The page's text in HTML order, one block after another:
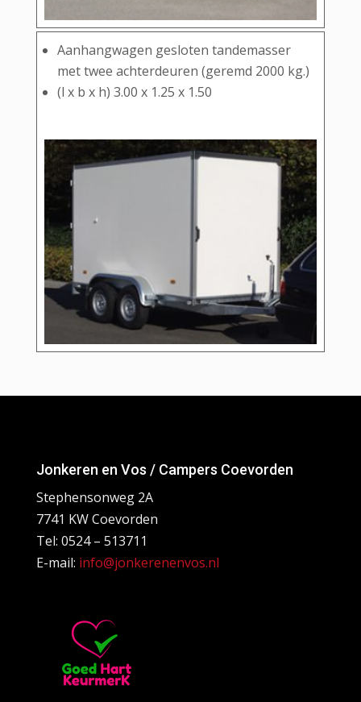
Aanhangwagen gesloten tandemasser
met twee achterdeuren (geremd 2000 kg.)
(l x b x h) 3.00 x 1.25 x 1.50
Jonkeren en Vos / Campers Coevorden
Stephensonweg 2A
7741 KW Coevorden
Tel: 0524 – 513711
E-mail: info@jonkerenenvos.nl